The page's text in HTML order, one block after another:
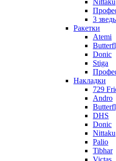
3
Ракетки
Atemi
Donic
Stiga
Накладки
729
Andro
DHS
Donic
Nittaku
Palio
Tibhar
Victas